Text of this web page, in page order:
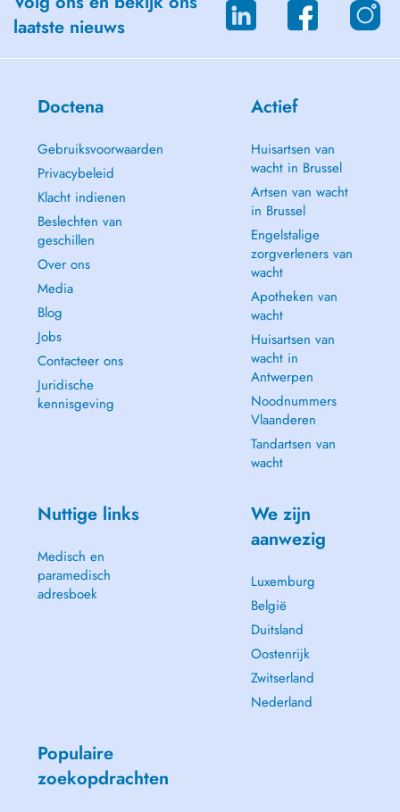
laatste nieuws
Doctena
Gebruiksvoorwaarden
Privacybeleid
Klacht indienen
Beslechten van
geschillen
Over ons
Media
Blog
Jobs
Contacteer ons
Juridische
kennisgeving
Actief
Huisartsen van
wacht in Brussel
Artsen van wacht
in Brussel
Engelstalige
zorgverleners van
wacht
Apotheken van
wacht
Huisartsen van
wacht in
Antwerpen
Noodnummers
Vlaanderen
Tandartsen van
wacht
Nuttige links
Medisch en
paramedisch
adresboek
We zijn
aanwezig
Luxemburg
België
Duitsland
Oostenrijk
Zwitserland
Nederland
Populaire
zoekopdrachten